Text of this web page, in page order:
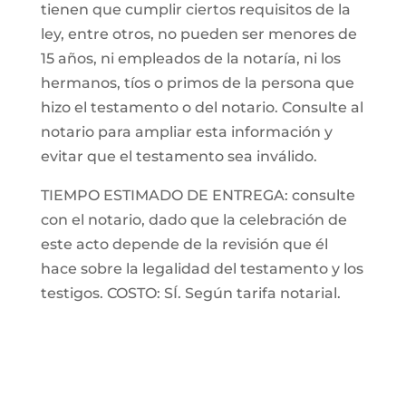
tienen que cumplir ciertos requisitos de la
ley, entre otros, no pueden ser menores de
15 años, ni empleados de la notaría, ni los
hermanos, tíos o primos de la persona que
hizo el testamento o del notario. Consulte al
notario para ampliar esta información y
evitar que el testamento sea inválido.
TIEMPO ESTIMADO DE ENTREGA: consulte
con el notario, dado que la celebración de
este acto depende de la revisión que él
hace sobre la legalidad del testamento y los
testigos. COSTO: SÍ. Según tarifa notarial.